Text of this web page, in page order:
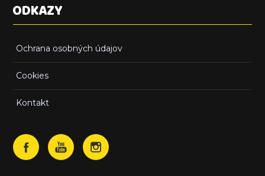
ODKAZY
Ochrana osobných údajov
Cookies
Kontakt